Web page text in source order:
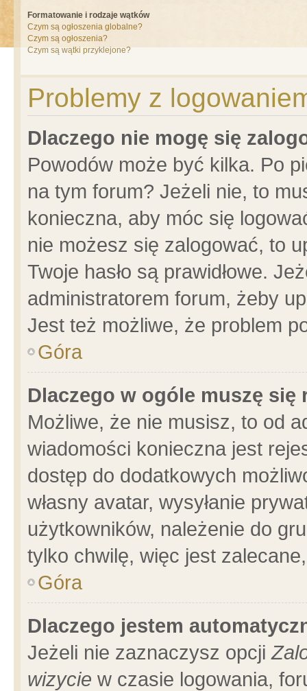
Formatowanie i rodzaje wątków
Czym są ogłoszenia globalne?
Czym są ogłoszenia?
Czym są wątki przyklejone?
Problemy z
Dlaczego nie mogę się
Powodów może być kilka. Po
na tym forum? Jeżeli nie, to
konieczna, aby móc się
nie możesz się zalogować, to
Twoje hasło są prawidłowe.
administratorem forum, żeby
Jest też możliwe, że problem
Góra
Dlaczego w ogóle muszę się
Możliwe, że nie musisz, to od
wiadomości konieczna jest
dostęp do dodatkowych
własny avatar, wysyłanie
użytkowników, należenie do
tylko chwilę, więc jest
Góra
Dlaczego jestem
Jeżeli nie zaznaczysz opcji
wizycie w czasie logowania,